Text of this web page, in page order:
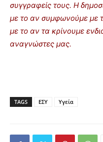
συγγραφείς τους. Η
με το αν συμφωνούμε με
με το αν τα κρίνουμε
αναγνώστες μας.
TAGS ΕΣΥ Υγεία